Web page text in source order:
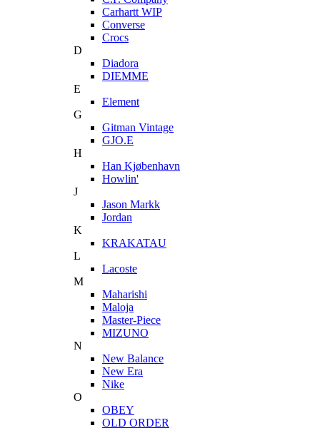
Carhartt WIP
Converse
Crocs
D
Diadora
DIEMME
E
Element
G
Gitman Vintage
GJO.E
H
Han Kjøbenhavn
Howlin'
J
Jason Markk
Jordan
K
KRAKATAU
L
Lacoste
M
Maharishi
Maloja
Master-Piece
MIZUNO
N
New Balance
New Era
Nike
O
OBEY
OLD ORDER